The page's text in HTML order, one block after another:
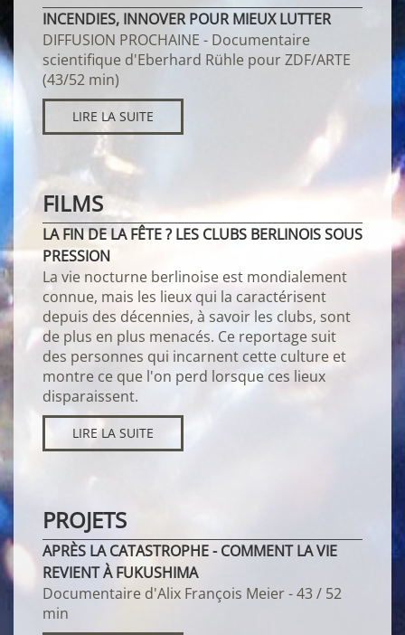
INCENDIES, INNOVER POUR MIEUX LUTTER
DIFFUSION PROCHAINE - Documentaire
scientifique d'Eberhard Rühle pour ZDF/ARTE
(43/52 min)
LIRE LA SUITE
FILMS
LA FIN DE LA FÊTE ? LES CLUBS BERLINOIS SOUS
PRESSION
La vie nocturne berlinoise est mondialement
connue, mais les lieux qui la caractérisent
depuis des décennies, à savoir les clubs, sont
de plus en plus menacés. Ce reportage suit
des personnes qui incarnent cette culture et
montre ce que l'on perd lorsque ces lieux
disparaissent.
LIRE LA SUITE
PROJETS
APRÈS LA CATASTROPHE - COMMENT LA VIE
REVIENT À FUKUSHIMA
Documentaire d'Alix François Meier - 43 / 52
min